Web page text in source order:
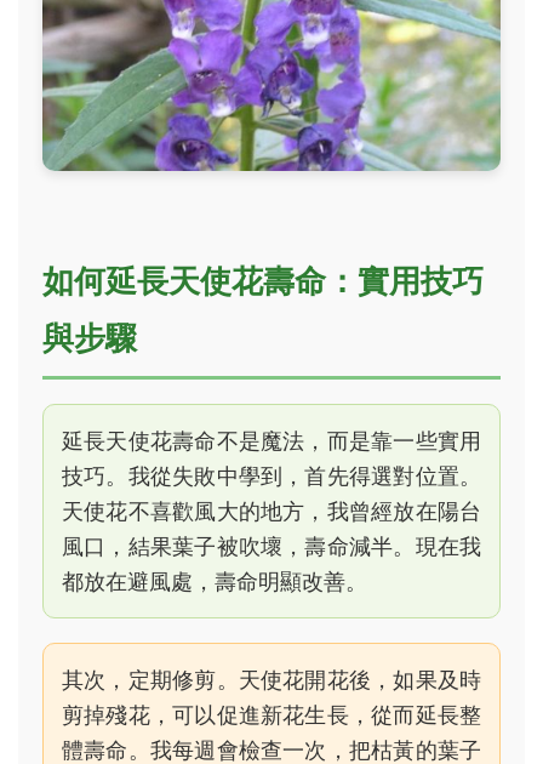
如何延長天使花壽命：實用技巧
與步驟
延長天使花壽命不是魔法，而是靠一些實用
技巧。我從失敗中學到，首先得選對位置。
天使花不喜歡風大的地方，我曾經放在陽台
風口，結果葉子被吹壞，壽命減半。現在我
都放在避風處，壽命明顯改善。
其次，定期修剪。天使花開花後，如果及時
剪掉殘花，可以促進新花生長，從而延長整
體壽命。我每週會檢查一次，把枯黃的葉子